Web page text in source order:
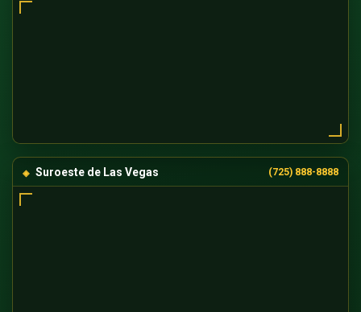
Suroeste de Las Vegas (725) 888-8888